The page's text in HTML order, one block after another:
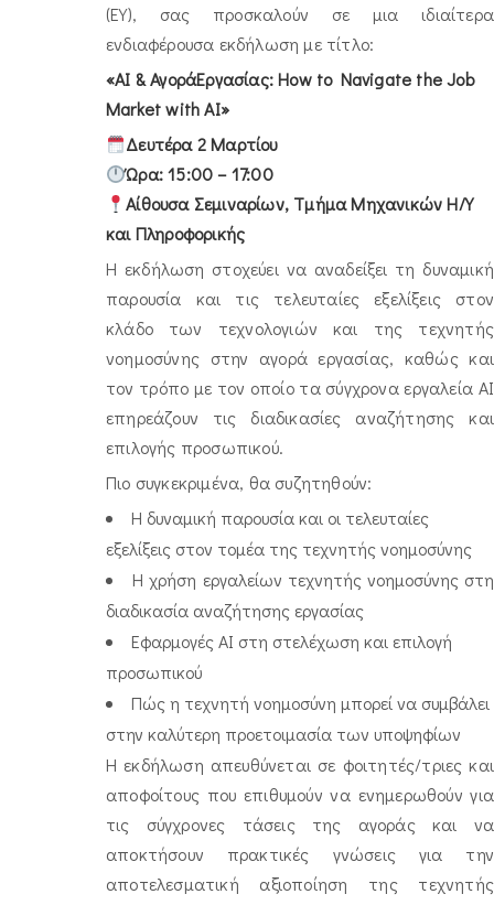
(EY), σας προσκαλούν σε μια ιδιαίτερα
ενδιαφέρουσα εκδήλωση με τίτλο:
«AI &ΑγοράΕργασίας: How to Navigate the Job
Market with AI»
Δευτέρα 2 Μαρτίου
Ώρα: 15:00 – 17:00
Αίθουσα Σεμιναρίων, Τμήμα Μηχανικών Η/Υ
και Πληροφορικής
Η εκδήλωση στοχεύει να αναδείξει τη δυναμική
παρουσία και τις τελευταίες εξελίξεις στον
κλάδο των τεχνολογιών και της τεχνητής
νοημοσύνης στην αγορά εργασίας, καθώς και
τον τρόπο με τον οποίο τα σύγχρονα εργαλεία AI
επηρεάζουν τις διαδικασίες αναζήτησης και
επιλογής προσωπικού.
Πιο συγκεκριμένα, θα συζητηθούν:
Η δυναμική παρουσία και οι τελευταίες
εξελίξεις στον τομέα της τεχνητής νοημοσύνης
Η χρήση εργαλείων τεχνητής νοημοσύνης στη
διαδικασία αναζήτησης εργασίας
Εφαρμογές AI στη στελέχωση και επιλογή
προσωπικού
Πώς η τεχνητή νοημοσύνη μπορεί να συμβάλει
στην καλύτερη προετοιμασία των υποψηφίων
Η εκδήλωση απευθύνεται σε φοιτητές/τριες και
αποφοίτους που επιθυμούν να ενημερωθούν για
τις σύγχρονες τάσεις της αγοράς και να
αποκτήσουν πρακτικές γνώσεις για την
αποτελεσματική αξιοποίηση της τεχνητής